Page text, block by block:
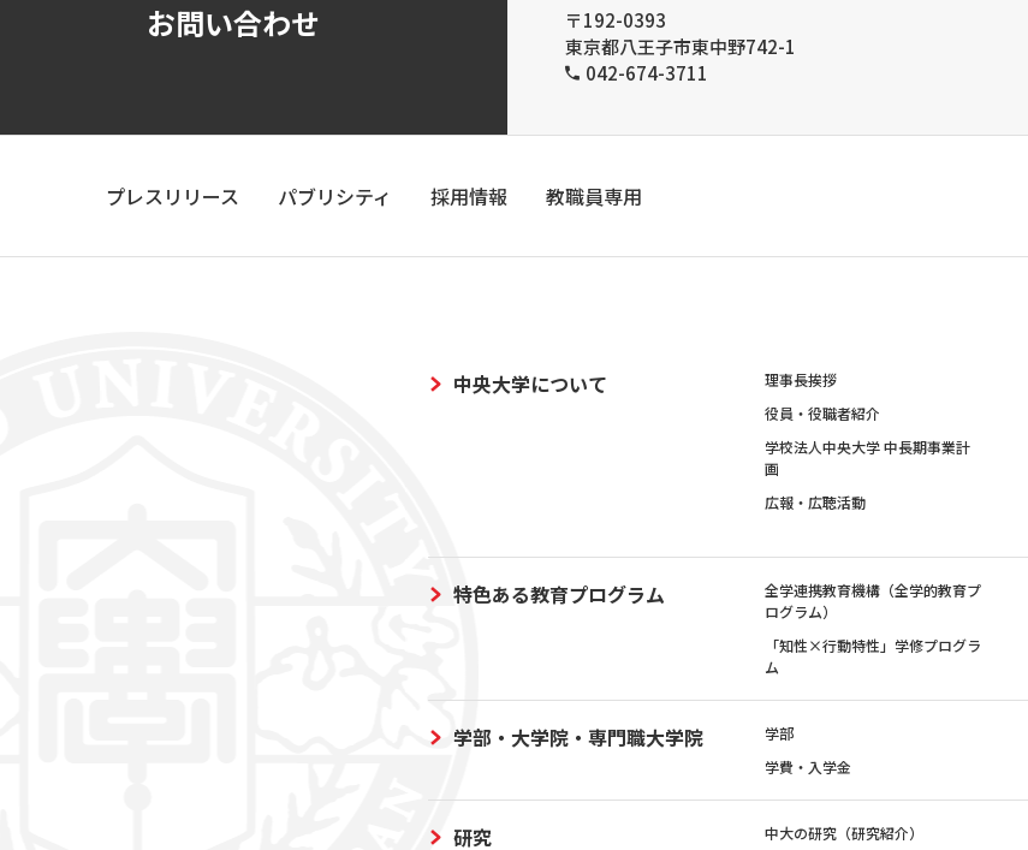
お問い合わせ
〒192-0393
東京都八王子市東中野742-1
042-674-3711
プレスリリース パブリシティ 採用情報 教職員専用
中央大学について 理事長挨拶
役員・役職者紹介
学校法人中央大学 中長期事業計
画
広報・広聴活動
特色ある教育プログラム
全学連携教育機構（全学的教育プ
ログラム）
「知性×行動特性」学修プログラ
ム
学部・大学院・専門職大学院 学部
学費・入学金
研究 中大の研究（研究紹介）